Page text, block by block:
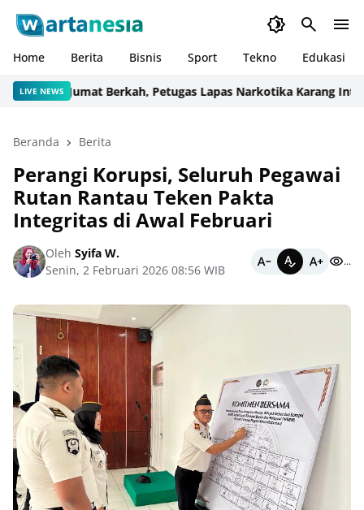
Home Berita Bisnis Sport Tekno Edukasi
LIVE NEWS
Lewat Jumat Berkah, Petugas Lapas Narkotika Karang Intan
Beranda Berita
Perangi Korupsi, Seluruh Pegawai
Rutan Rantau Teken Pakta
Integritas di Awal Februari
Oleh Syifa W.
Senin, 2 Februari 2026 08:56 WIB
...